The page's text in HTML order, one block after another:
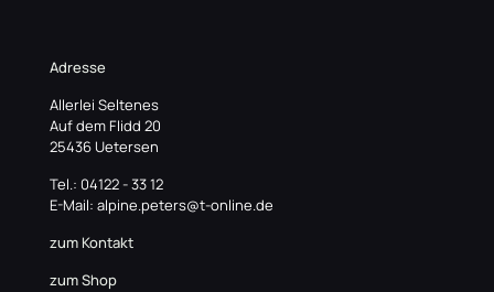
Adresse
Allerlei Seltenes
Auf dem Flidd 20
25436 Uetersen
Tel.: 04122 - 33 12
E-Mail: alpine.peters@t-online.de
zum Kontakt
zum Shop